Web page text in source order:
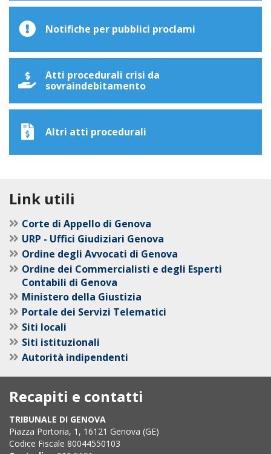
Notifiche per pubblici proclami
Atti procedurali crisi da
sovraindebitamento
Altri atti procedurali
Link utili
Corte di Appello di Genova
URP - Uffici Giudiziari Genova
Ordine degli Avvocati di Genova
Ordine dei Commercialisti e degli Esperti
Contabili di Genova
Ministero della Giustizia
Portale dei Servizi Telematici
Siti locali
Siti istituzionali
Autorità indipendenti
Recapiti e contatti
TRIBUNALE DI GENOVA
Piazza Portoria, 1, 16121 Genova (GE)
Codice Fiscale 80044550103